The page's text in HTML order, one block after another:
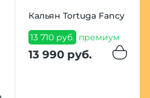
Кальян Tortuga Fancy
13 710 руб. премиум
13 990 руб.